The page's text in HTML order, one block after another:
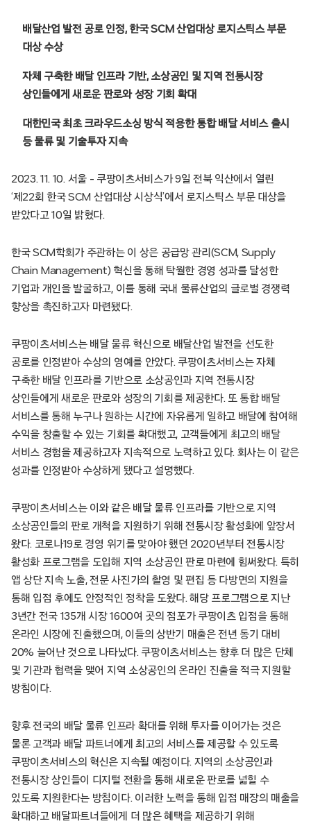
배달산업 발전 공로 인정, 한국 SCM 산업대상 로지스틱스 부문
대상 수상
자체 구축한 배달 인프라 기반, 소상공인 및 지역 전통시장
상인들에게 새로운 판로와 성장 기회 확대
대한민국 최초 크라우드소싱 방식 적용한 통합 배달 서비스 출시
등 물류 및 기술투자 지속
2023. 11. 10. 서울 – 쿠팡이츠서비스가 9일 전북 익산에서 열린
‘제22회 한국 SCM 산업대상 시상식’에서 로지스틱스 부문 대상을
받았다고 10일 밝혔다.
한국 SCM학회가 주관하는 이 상은 공급망 관리(SCM, Supply
Chain Management) 혁신을 통해 탁월한 경영 성과를 달성한
기업과 개인을 발굴하고, 이를 통해 국내 물류산업의 글로벌 경쟁력
향상을 촉진하고자 마련됐다.
쿠팡이츠서비스는 배달 물류 혁신으로 배달산업 발전을 선도한
공로를 인정받아 수상의 영예를 안았다. 쿠팡이츠서비스는 자체
구축한 배달 인프라를 기반으로 소상공인과 지역 전통시장
상인들에게 새로운 판로와 성장의 기회를 제공한다. 또 통합 배달
서비스를 통해 누구나 원하는 시간에 자유롭게 일하고 배달에 참여해
수익을 창출할 수 있는 기회를 확대했고, 고객들에게 최고의 배달
서비스 경험을 제공하고자 지속적으로 노력하고 있다. 회사는 이 같은
성과를 인정받아 수상하게 됐다고 설명했다.
쿠팡이츠서비스는 이와 같은 배달 물류 인프라를 기반으로 지역
소상공인들의 판로 개척을 지원하기 위해 전통시장 활성화에 앞장서
왔다. 코로나19로 경영 위기를 맞아야 했던 2020년부터 전통시장
활성화 프로그램을 도입해 지역 소상공인 판로 마련에 힘써왔다. 특히
앱 상단 지속 노출, 전문 사진가의 촬영 및 편집 등 다방면의 지원을
통해 입점 후에도 안정적인 정착을 도왔다. 해당 프로그램으로 지난
3년간 전국 135개 시장 1600여 곳의 점포가 쿠팡이츠 입점을 통해
온라인 시장에 진출했으며, 이들의 상반기 매출은 전년 동기 대비
20% 늘어난 것으로 나타났다. 쿠팡이츠서비스는 향후 더 많은 단체
및 기관과 협력을 맺어 지역 소상공인의 온라인 진출을 적극 지원할
방침이다.
향후 전국의 배달 물류 인프라 확대를 위해 투자를 이어가는 것은
물론 고객과 배달 파트너에게 최고의 서비스를 제공할 수 있도록
쿠팡이츠서비스의 혁신은 지속될 예정이다. 지역의 소상공인과
전통시장 상인들이 디지털 전환을 통해 새로운 판로를 넓힐 수
있도록 지원한다는 방침이다. 이러한 노력을 통해 입점 매장의 매출을
확대하고 배달파트너들에게 더 많은 혜택을 제공하기 위해